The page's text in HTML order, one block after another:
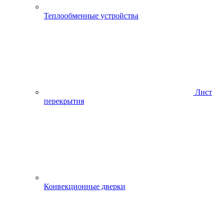
Теплообменные устройства
Лист
перекрытия
Конвекционные дверки